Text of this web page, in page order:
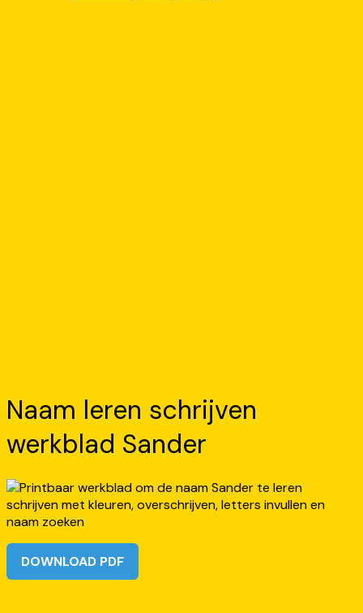
Naam leren schrijven
werkblad Sander
DOWNLOAD PDF